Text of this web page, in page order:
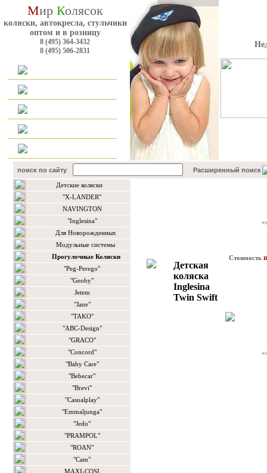
Мир Колясок
коляски, автокресла, стульчики
оптом и в розницу
8 (495) 364-3432
8 (495) 506-2831
поиск по сайту Расширенный поиск
Детские коляски
"X-LANDER"
NAVINGTON
"Inglesina"
Для Новорожденных
Модульные системы
Прогулочные Коляски
"Peg-Perego"
"Geoby"
Jetem
"Jane"
"TAKO"
"ABC-Design"
"GRACO"
"Concord"
"Baby Care"
"Bebecar"
"Brevi"
"Casualplay"
"Emmaljunga"
"Jedo"
"PRAMPOL"
"ROAN"
"Сam"
MAXI-COSI
Детская
коляска
Inglesina
Twin Swift
Стоимость